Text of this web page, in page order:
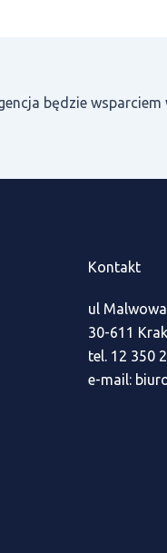
Kontakt
ul
30-611
tel. 12 350
e-mail: